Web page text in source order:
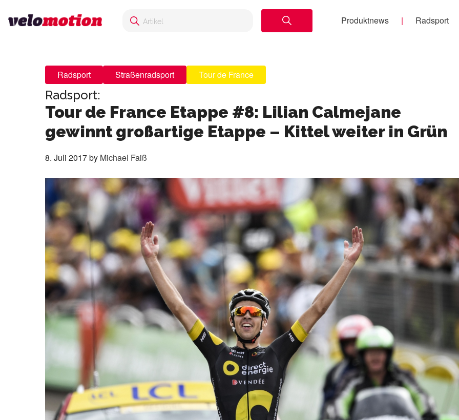
Produktnews Radsport
Radsport Straßenradsport Tour de France
Radsport:
Tour de France Etappe #8: Lilian Calmejane
gewinnt großartige Etappe – Kittel weiter in Grün
8. Juli 2017by Michael Faiß